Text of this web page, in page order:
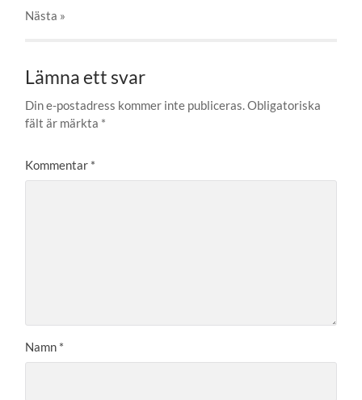
Nästa »
Lämna ett svar
Din e-postadress kommer inte publiceras.Obligatoriska
fält är märkta *
Kommentar *
Namn *